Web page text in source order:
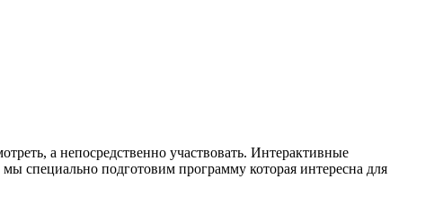
а непосредственно участвовать. Интерактивные
специально подготовим программу которая интересна для